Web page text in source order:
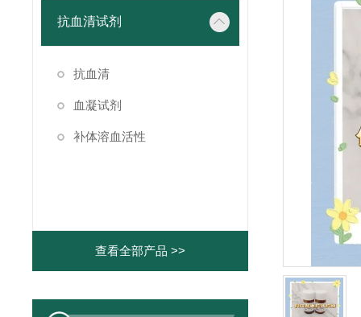
抗血清试剂
抗血清
血凝试剂
补体溶血活性
查看全部产品 >>